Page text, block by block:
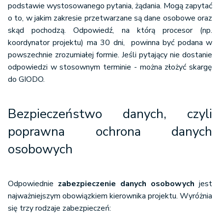
podstawie wystosowanego pytania, żądania. Mogą zapytać
o to, w jakim zakresie przetwarzane są dane osobowe oraz
skąd pochodzą. Odpowiedź, na którą procesor (np.
koordynator projektu) ma 30 dni, powinna być podana w
powszechnie zrozumiałej formie. Jeśli pytający nie dostanie
odpowiedzi w stosownym terminie - można złożyć skargę
do GIODO.
Bezpieczeństwo danych, czyli
poprawna ochrona danych
osobowych
Odpowiednie zabezpieczenie danych osobowych jest
najważniejszym obowiązkiem kierownika projektu. Wyróżnia
się trzy rodzaje zabezpieczeń: